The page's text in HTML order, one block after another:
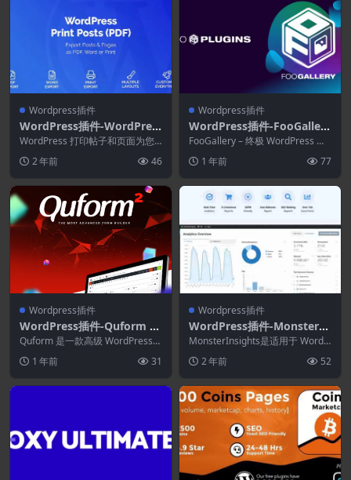
Wordpress插件
WordPress插件-WordPres
s Print Posts & Pages (PD
F) 1.5.9
WordPress 打印帖子和页面为您
的 PDF ...
2 年前 46
Wordpress插件
WordPress插件-FooGallery
Pro 2.4.30–WordPress画廊
插件
FooGallery – 终极 WordPress 画
1 年前 77
Wordpress插件
WordPress插件-Quform 2.
21.1–WordPress表单生成器
Quform 是一款高级 WordPress
表单...1 年前 31
Wordpress插件
WordPress插件-MonsterIn
sights–Performance Addo
n 1.8.0(MonsterInsights拓
展)
MonsterInsights是适用于 WordP
2 年前 52